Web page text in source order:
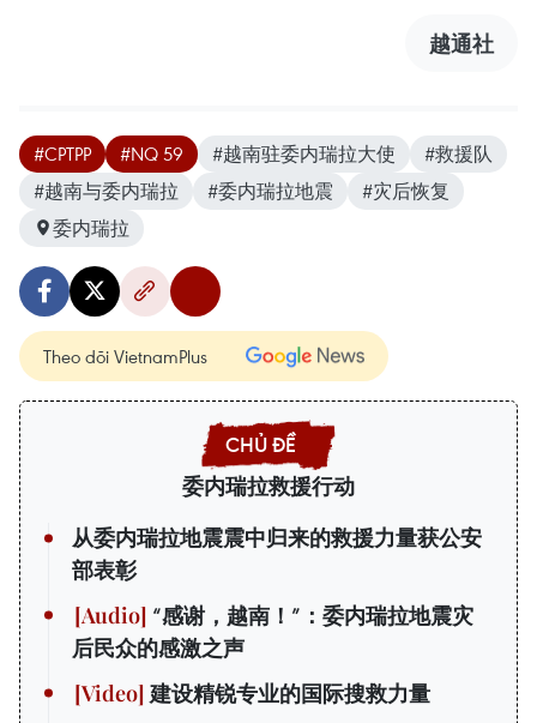
越通社
#CPTPP #NQ 59 #越南驻委内瑞拉大使
#救援队
#越南与委内瑞拉
#委内瑞拉地震
#灾后恢复
委内瑞拉
Theo dõi VietnamPlus
委内瑞拉救援行动
从委内瑞拉地震震中归来的救援力量获公安
部表彰
“感谢，越南！”：委内瑞拉地震灾
后民众的感激之声
建设精锐专业的国际搜救力量